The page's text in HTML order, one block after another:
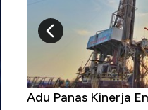
10 Provinsi dengan